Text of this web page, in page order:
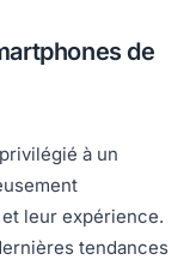
de
à un
leur expérience.
tendances